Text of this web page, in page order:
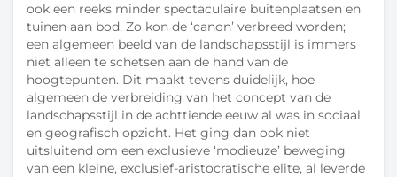
ook een reeks minder spectaculaire buitenplaatsen en
tuinen aan bod. Zo kon de ‘canon’ verbreed worden;
een algemeen beeld van de landschapsstijl is immers
niet alleen te schetsen aan de hand van de
hoogtepunten. Dit maakt tevens duidelijk, hoe
algemeen de verbreiding van het concept van de
landschapsstijl in de achttiende eeuw al was in sociaal
en geografisch opzicht. Het ging dan ook niet
uitsluitend om een exclusieve ‘modieuze’ beweging
van een kleine, exclusief-aristocratische elite, al leverde